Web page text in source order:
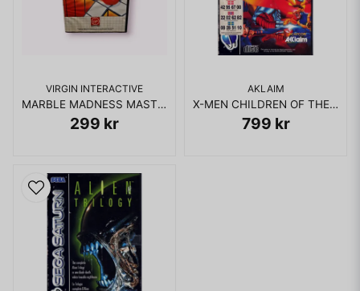
VIRGIN INTERACTIVE
MARBLE MADNESS MASTERSYSTEM
299 kr
AKLAIM
X-MEN CHILDREN OF THE ATOM SEGA SATURN RENTAL
799 kr